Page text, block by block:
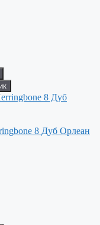
8 Дуб Орлеан